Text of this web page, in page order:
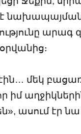
նախապայմանի
արագ
մեկ
իմ
ասում էր